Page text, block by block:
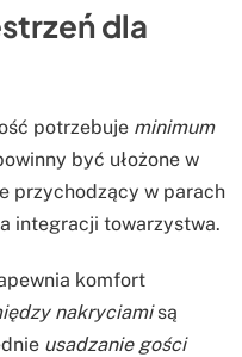
dla
potrzebuje minimum
być ułożone w
przychodzący w parach
integracji towarzystwa.
komfort
nakryciamisą
usadzanie gości